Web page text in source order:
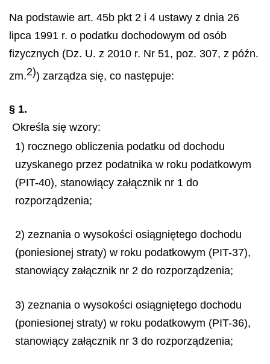
Na podstawie art. 45b pkt 2 i 4 ustawy z dnia 26
lipca 1991 r. o podatku dochodowym od osób
fizycznych (Dz. U. z 2010 r. Nr 51, poz. 307, z późn.
zm.2)) zarządza się, co następuje:
§ 1.
Określa się wzory:
1) rocznego obliczenia podatku od dochodu
uzyskanego przez podatnika w roku podatkowym
(PIT-40), stanowiący załącznik nr 1 do
rozporządzenia;
2) zeznania o wysokości osiągniętego dochodu
(poniesionej straty) w roku podatkowym (PIT-37),
stanowiący załącznik nr 2 do rozporządzenia;
3) zeznania o wysokości osiągniętego dochodu
(poniesionej straty) w roku podatkowym (PIT-36),
stanowiący załącznik nr 3 do rozporządzenia;